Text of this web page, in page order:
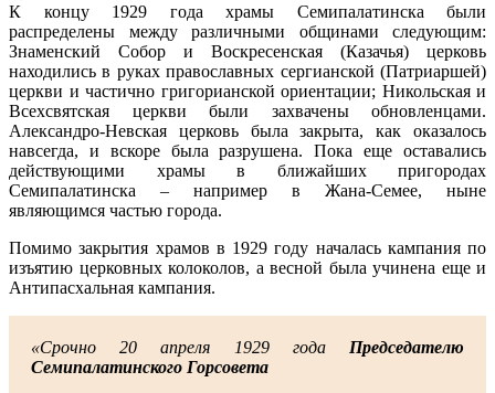
К концу 1929 года храмы Семипалатинска были
распределены между различными общинами следующим:
Знаменский Собор и Воскресенская (Казачья) церковь
находились в руках православных сергианской (Патриаршей)
церкви и частично григорианской ориентации; Никольская и
Всехсвятская церкви были захвачены обновленцами.
Александро-Невская церковь была закрыта, как оказалось
навсегда, и вскоре была разрушена. Пока еще оставались
действующими храмы в ближайших пригородах
Семипалатинска – например в Жана-Семее, ныне
являющимся частью города.
Помимо закрытия храмов в 1929 году началась кампания по
изъятию церковных колоколов, а весной была учинена еще и
Антипасхальная кампания.
«Срочно 20 апреля 1929 года Председателю
Семипалатинского Горсовета